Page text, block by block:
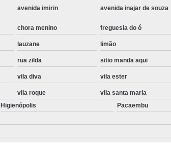
Samsung Instalação Maquina de
Instalação de Lava e Seca Samsung
Instalação Lava e Seca
Instalação
Instalação Maquina Lava e Seca
Lava e Seca Samsung Instalação
Manutenção de Fogão
avenida imirin avenida inajar de souza
chora menino freguesia do ó
lauzane limão
rua zilda sitio manda aqui
vila diva vila ester
vila roque vila santa maria
Higienópolis Pacaembu